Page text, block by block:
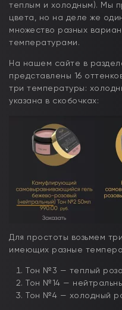
теплым и холодным). Мы
цвета, но на деле же
множество разных
температурами.
На нашем сайте в
представлены 16
три температуры:
указана в скобочках:
Для простоты возьмем
имеющих разные
Тон №3 — теплый
Тон №14 —
Тон №4 — холодный